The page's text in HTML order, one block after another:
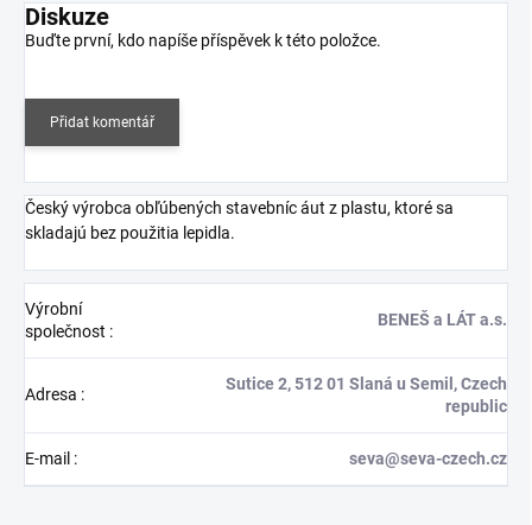
Diskuze
Buďte první, kdo napíše příspěvek k této položce.
Přidat komentář
Český výrobca obľúbených stavebníc áut z plastu, ktoré sa
skladajú bez použitia lepidla.
Výrobní
společnost :
BENEŠ a LÁT a.s.
Adresa :
Sutice 2, 512 01 Slaná u Semil, Czech
republic
E-mail : seva@seva-czech.cz